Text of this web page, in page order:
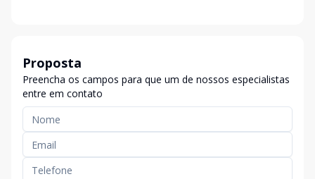
Proposta
Preencha os campos para que um de nossos especialistas
entre em contato